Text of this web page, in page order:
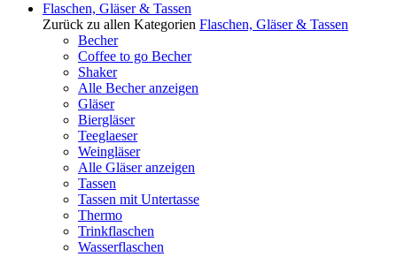
Flaschen, Gläser & Tassen
Zurück zu allen Kategorien Flaschen, Gläser & Tassen
Becher
Coffee to go Becher
Shaker
Alle Becher anzeigen
Gläser
Biergläser
Teeglaeser
Weingläser
Alle Gläser anzeigen
Tassen
Tassen mit Untertasse
Thermo
Trinkflaschen
Wasserflaschen